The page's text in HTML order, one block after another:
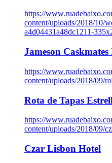
https://
content/uploads/2018/10/
a4d04431a48dc1211-
Jameson Caskmates
https://
content/uploads/2018/09/
Rota de Tapas
https://
content/uploads/2018/09/
Czar Lisbon Hotel